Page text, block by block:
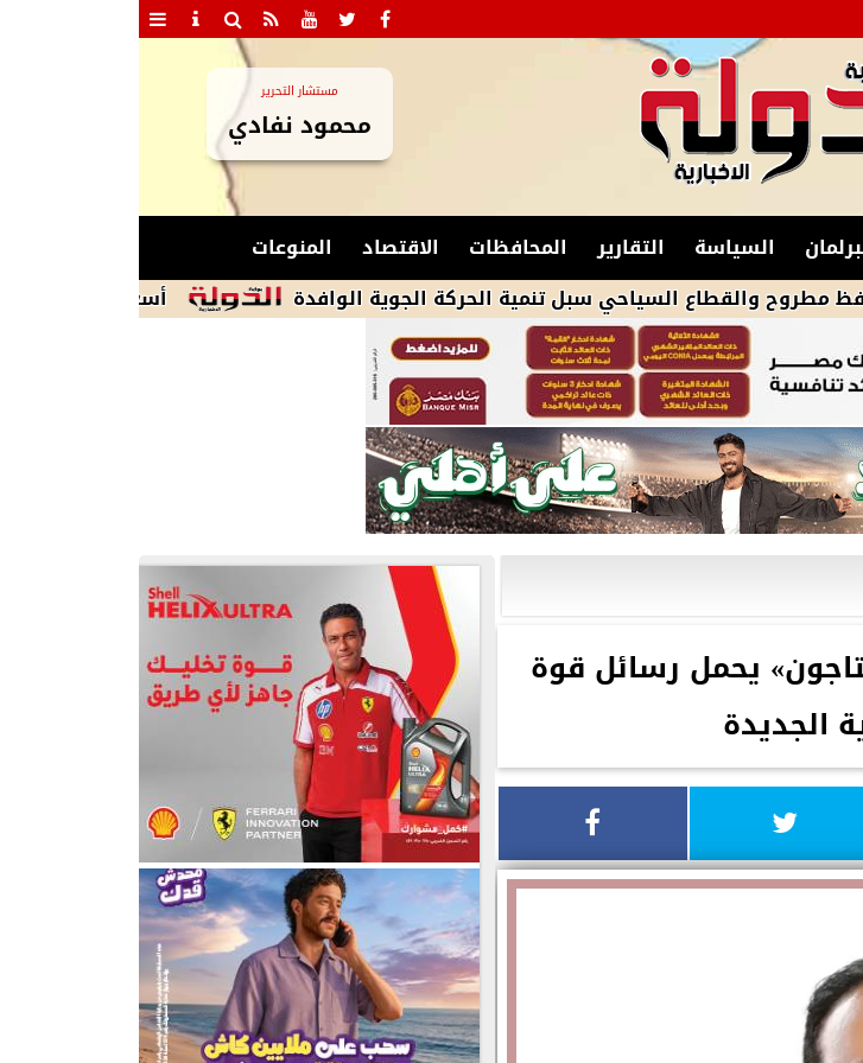
مستشار التحرير
محمود نفادي
السياسة التقارير المحافظات الاقتصاد
المنوعات
أسعار سبائك الذهب اليوم
السياحي سبل تنمية الحركة الجوية الوافدة
يحمل رسائل قوة
الجديدة